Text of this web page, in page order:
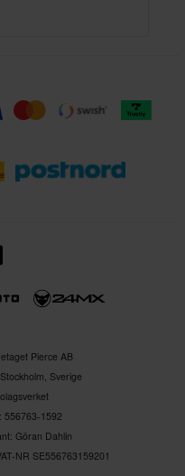
Pierce AB
Sverige
556763-1592
Göran Dahlin
NR SE556763159201